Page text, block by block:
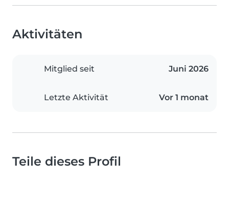
Aktivitäten
Mitglied seit Juni 2026
Letzte Aktivität Vor 1 monat
Teile dieses Profil